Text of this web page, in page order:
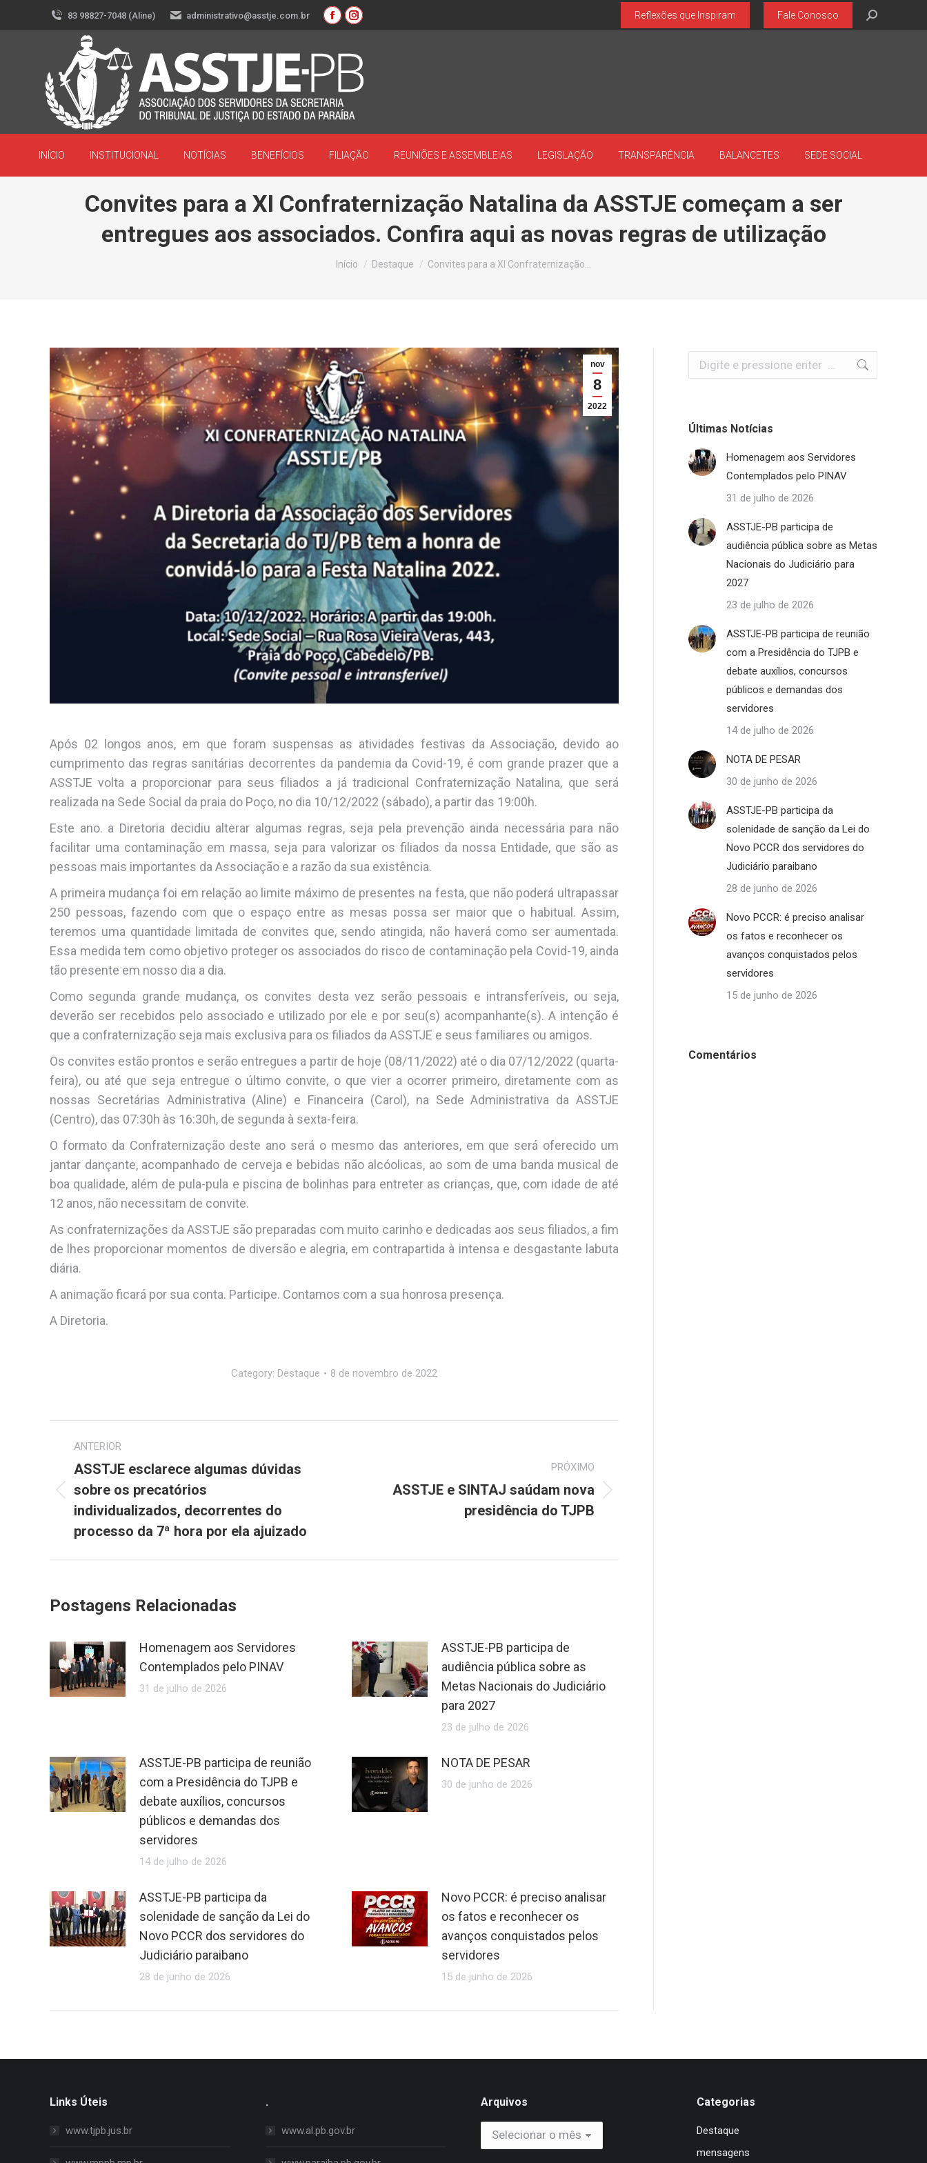
83 98827-7048 (Aline) administrativo@asstje.com.br
Facebook
opens
in
new
window
Instagram
opens
in
new
window
Reflexões que Inspiram Fale Conosco Search:
INÍCIO INSTITUCIONAL NOTÍCIAS BENEFÍCIOS FILIAÇÃO REUNIÕES E ASSEMBLEIAS LEGISLAÇÃO TRANSPARÊNCIA BALANCETES SEDE SOCIAL
Convites para a XI Confraternização Natalina da ASSTJE começam a ser
entregues aos associados. Confira aqui as novas regras de utilização
Você está aqui:
Início Destaque Convites para a XI Confraternização…
nov
8
2022
Após 02 longos anos, em que foram suspensas as atividades festivas da Associação, devido ao
cumprimento das regras sanitárias decorrentes da pandemia da Covid-19, é com grande prazer que a
ASSTJE volta a proporcionar para seus filiados a já tradicional Confraternização Natalina, que será
realizada na Sede Social da praia do Poço, no dia 10/12/2022 (sábado), a partir das 19:00h.
Este ano. a Diretoria decidiu alterar algumas regras, seja pela prevenção ainda necessária para não
facilitar uma contaminação em massa, seja para valorizar os filiados da nossa Entidade, que são as
pessoas mais importantes da Associação e a razão da sua existência.
A primeira mudança foi em relação ao limite máximo de presentes na festa, que não poderá ultrapassar
250 pessoas, fazendo com que o espaço entre as mesas possa ser maior que o habitual. Assim,
teremos uma quantidade limitada de convites que, sendo atingida, não haverá como ser aumentada.
Essa medida tem como objetivo proteger os associados do risco de contaminação pela Covid-19, ainda
tão presente em nosso dia a dia.
Como segunda grande mudança, os convites desta vez serão pessoais e intransferíveis, ou seja,
deverão ser recebidos pelo associado e utilizado por ele e por seu(s) acompanhante(s). A intenção é
que a confraternização seja mais exclusiva para os filiados da ASSTJE e seus familiares ou amigos.
Os convites estão prontos e serão entregues a partir de hoje (08/11/2022) até o dia 07/12/2022 (quarta-
feira), ou até que seja entregue o último convite, o que vier a ocorrer primeiro, diretamente com as
nossas Secretárias Administrativa (Aline) e Financeira (Carol), na Sede Administrativa da ASSTJE
(Centro), das 07:30h às 16:30h, de segunda à sexta-feira.
O formato da Confraternização deste ano será o mesmo das anteriores, em que será oferecido um
jantar dançante, acompanhado de cerveja e bebidas não alcóolicas, ao som de uma banda musical de
boa qualidade, além de pula-pula e piscina de bolinhas para entreter as crianças, que, com idade de até
12 anos, não necessitam de convite.
As confraternizações da ASSTJE são preparadas com muito carinho e dedicadas aos seus filiados, a fim
de lhes proporcionar momentos de diversão e alegria, em contrapartida à intensa e desgastante labuta
diária.
A animação ficará por sua conta. Participe. Contamos com a sua honrosa presença.
A Diretoria.
Category: Destaque 8 de novembro de 2022
post:
ANTERIOR
Post
anterior:
ASSTJE esclarece algumas dúvidas
sobre os precatórios
individualizados, decorrentes do
processo da 7ª hora por ela ajuizado
PRÓXIMO
PróximoASSTJE e SINTAJ saúdam nova
presidência do TJPB
Postagens Relacionadas
Homenagem aos Servidores
Contemplados pelo PINAV
31 de julho de 2026
ASSTJE-PB participa de
audiência pública sobre as
Metas Nacionais do Judiciário
para 2027
23 de julho de 2026
ASSTJE-PB participa de reunião
com a Presidência do TJPB e
debate auxílios, concursos
públicos e demandas dos
servidores
14 de julho de 2026
NOTA DE PESAR
30 de junho de 2026
ASSTJE-PB participa da
solenidade de sanção da Lei do
Novo PCCR dos servidores do
Judiciário paraibano
28 de junho de 2026
Novo PCCR: é preciso analisar
os fatos e reconhecer os
avanços conquistados pelos
servidores
15 de junho de 2026
Search:
Últimas Notícias
Homenagem aos Servidores
Contemplados pelo PINAV
31 de julho de 2026
ASSTJE-PB participa de
audiência pública sobre as Metas
Nacionais do Judiciário para
2027
23 de julho de 2026
ASSTJE-PB participa de reunião
com a Presidência do TJPB e
debate auxílios, concursos
públicos e demandas dos
servidores
14 de julho de 2026
NOTA DE PESAR
30 de junho de 2026
ASSTJE-PB participa da
solenidade de sanção da Lei do
Novo PCCR dos servidores do
Judiciário paraibano
28 de junho de 2026
Novo PCCR: é preciso analisar
os fatos e reconhecer os
avanços conquistados pelos
servidores
15 de junho de 2026
Comentários
Links Úteis
www.tjpb.jus.br
.
www.al.pb.gov.br
Arquivos
Arquivos
Categorias
Destaque
mensagens